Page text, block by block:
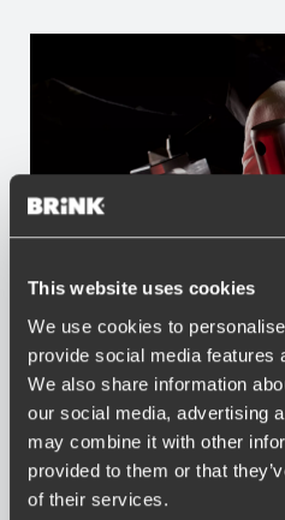
This website uses cookies
We use cookies to
provide social media features
We also share information
our social media, advertising
may combine it with other
provided to them or that
of their services.
Voordelen
Grootste assortiment
Trekhaak speciaal
Veilige, gecertificeerde
Montage bij u in de buurt
Diverse trekhaakopties;